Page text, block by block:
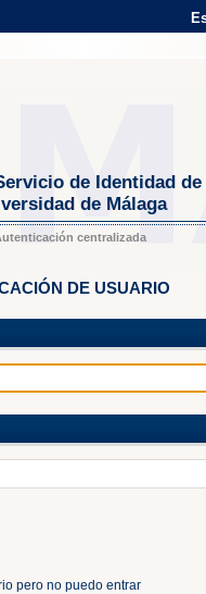
de Identidad de
de Málaga
centralizada
DE USUARIO
pero no puedo entrar